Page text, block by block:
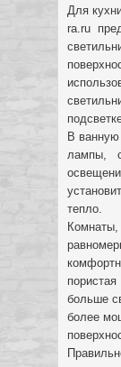
Для
ra.ru
В
лампы,
тепло.
больше
более